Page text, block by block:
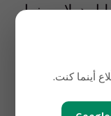
ال13 الماضية بلغت 300 مليار دولار، بينما
الى اكثر من
على التنمية
أينما كنت.